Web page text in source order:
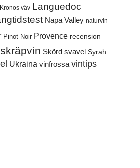
Kronos väv Languedoc
Napa Valley naturvin
Pinot Noir Provence recension
skräpvin Skörd svavel Syrah
Ukraina vinfrossa vintips